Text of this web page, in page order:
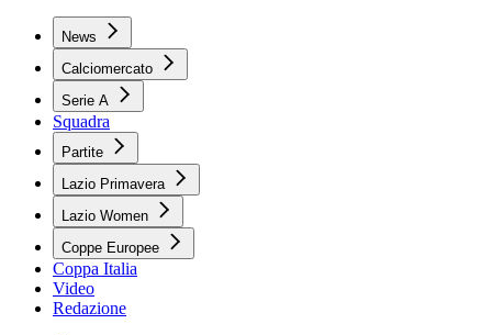
News
Calciomercato
Serie A
Squadra
Partite
Lazio Primavera
Lazio Women
Coppe Europee
Coppa Italia
Video
Redazione